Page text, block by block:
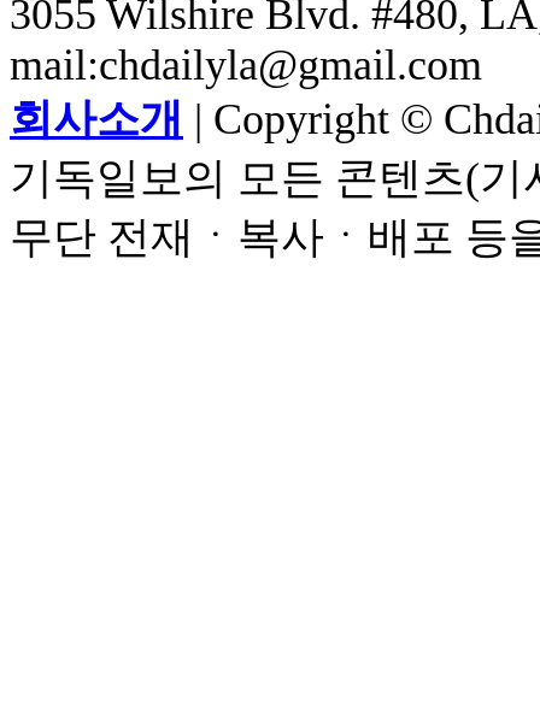
3055 Wilshire Blvd. #480,
mail:chdailyla@gmail.com
회사소개 | Copyright ©
기독일보의 모든 콘텐츠(
무단 전재ㆍ복사ㆍ배포 등